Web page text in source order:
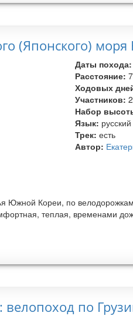
(Японского)
Даты похода:
Расстояние:
Ходовых
Участников:2
Набор
Язык: русский
Трек:есть
Автор:
Южной Кореи, по
теплая, временами
по